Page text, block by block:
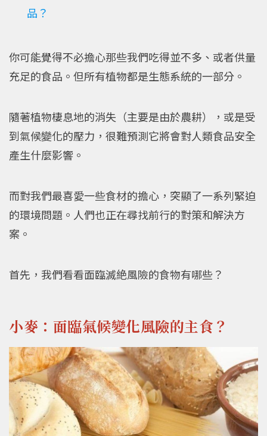
品？
你可能覺得不必擔心那些我們吃得並不多、或者供量
充足的食品。但所有植物都是生態系統的一部分。
隨著植物棲息地的消失（主要是由於農耕），或是受
到氣候變化的壓力，很難預測它將會對人類食品安全
產生什麼影響。
而對我們最喜愛一些食材的擔心，突顯了一系列緊迫
的環境問題。人們也正在尋找前行的對策和解決方
案。
首先，我們看看面臨滅絶風險的食物有哪些？
小麥：面臨氣候變化風險的主食？